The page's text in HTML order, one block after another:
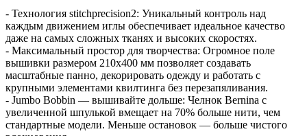
- Технология stitchprecision2: Уникальный контроль над
каждым движением иглы обеспечивает идеальное качество
даже на самых сложных тканях и высоких скоростях.
- Максимальный простор для творчества: Огромное поле
вышивки размером 210x400 мм позволяет создавать
масштабные панно, декорировать одежду и работать с
крупными элементами квилтинга без перезапяливания.
- Jumbo Bobbin — вышивайте дольше: Челнок Bernina с
увеличенной шпулькой вмещает на 70% больше нити, чем
стандартные модели. Меньше остановок — больше чистого